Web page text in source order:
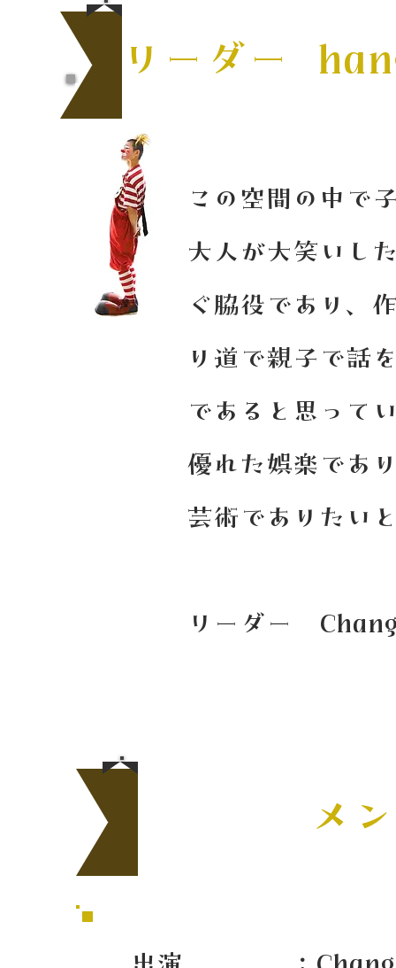
この空間の中で
大人が大笑いし
ぐ脇役であり、
り道で親子で話
であると思って
優れた娯楽であ
芸術でありたい
リーダー
リーダー
メ